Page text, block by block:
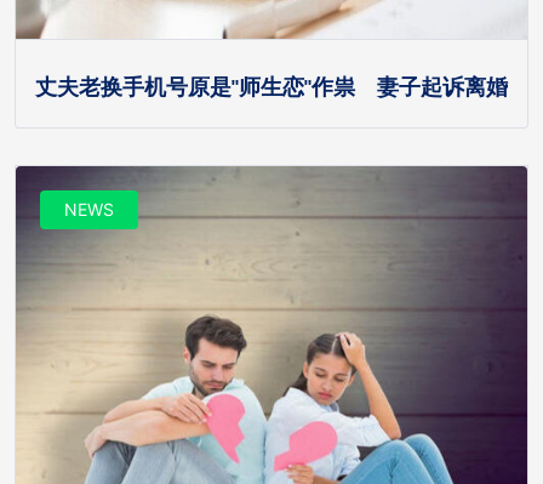
丈夫老换手机号原是"师生恋"作祟 妻子起诉离婚
NEWS